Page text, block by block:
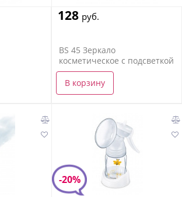
128 руб.
BS 45 Зеркало
косметическое с подсветкой
В корзину
-20%